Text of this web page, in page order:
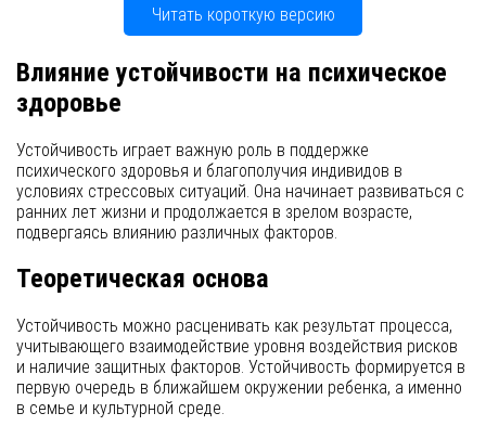
Читать короткую версию
Влияние устойчивости на психическое
здоровье
Устойчивость играет важную роль в поддержке
психического здоровья и благополучия индивидов в
условиях стрессовых ситуаций. Она начинает развиваться с
ранних лет жизни и продолжается в зрелом возрасте,
подвергаясь влиянию различных факторов.
Теоретическая основа
Устойчивость можно расценивать как результат процесса,
учитывающего взаимодействие уровня воздействия рисков
и наличие защитных факторов. Устойчивость формируется в
первую очередь в ближайшем окружении ребенка, а именно
в семье и культурной среде.